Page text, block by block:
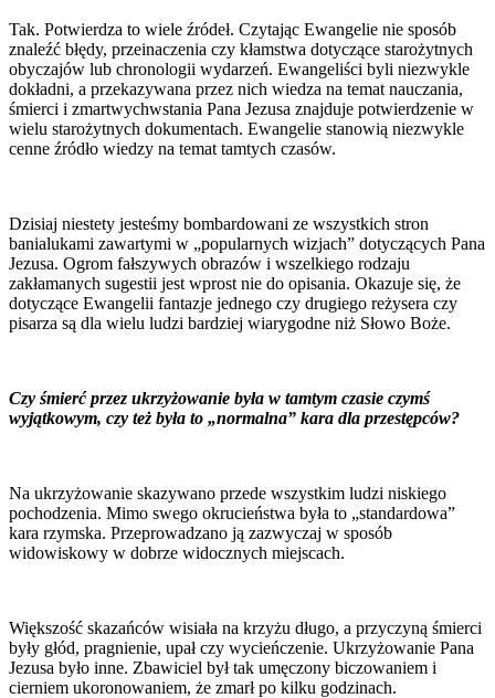
Tak. Potwierdza to wiele źródeł. Czytając Ewangelie nie sposób
znaleźć błędy, przeinaczenia czy kłamstwa dotyczące starożytnych
obyczajów lub chronologii wydarzeń. Ewangeliści byli niezwykle
dokładni, a przekazywana przez nich wiedza na temat nauczania,
śmierci i zmartwychwstania Pana Jezusa znajduje potwierdzenie w
wielu starożytnych dokumentach. Ewangelie stanowią niezwykle
cenne źródło wiedzy na temat tamtych czasów.
Dzisiaj niestety jesteśmy bombardowani ze wszystkich stron
banialukami zawartymi w „popularnych wizjach” dotyczących Pana
Jezusa. Ogrom fałszywych obrazów i wszelkiego rodzaju
zakłamanych sugestii jest wprost nie do opisania. Okazuje się, że
dotyczące Ewangelii fantazje jednego czy drugiego reżysera czy
pisarza są dla wielu ludzi bardziej wiarygodne niż Słowo Boże.
Czy śmierć przez ukrzyżowanie była w tamtym czasie czymś
wyjątkowym, czy też była to „normalna” kara dla przestępców?
Na ukrzyżowanie skazywano przede wszystkim ludzi niskiego
pochodzenia. Mimo swego okrucieństwa była to „standardowa”
kara rzymska. Przeprowadzano ją zazwyczaj w sposób
widowiskowy w dobrze widocznych miejscach.
Większość skazańców wisiała na krzyżu długo, a przyczyną śmierci
były głód, pragnienie, upał czy wycieńczenie. Ukrzyżowanie Pana
Jezusa było inne. Zbawiciel był tak umęczony biczowaniem i
cierniem ukoronowaniem, że zmarł po kilku godzinach.